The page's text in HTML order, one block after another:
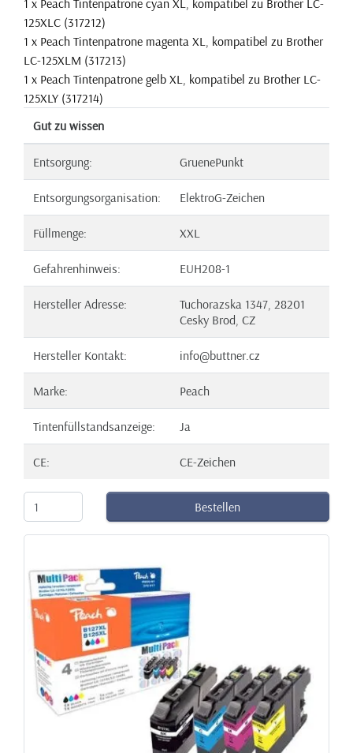
125XLC (317212)
1 x Peach Tintenpatrone magenta XL, kompatibel zu Brother
LC-125XLM (317213)
1 x Peach Tintenpatrone gelb XL, kompatibel zu Brother LC-
125XLY (317214)
Gut zu wissen
Entsorgung: GruenePunkt
Entsorgungsorganisation: ElektroG-Zeichen
Füllmenge: XXL
Gefahrenhinweis: EUH208-1
Hersteller Adresse:
Tuchorazska 1347, 28201
Cesky Brod, CZ
Hersteller Kontakt: info@buttner.cz
Marke: Peach
Tintenfüllstandsanzeige: Ja
CE: CE-Zeichen
Bestellen